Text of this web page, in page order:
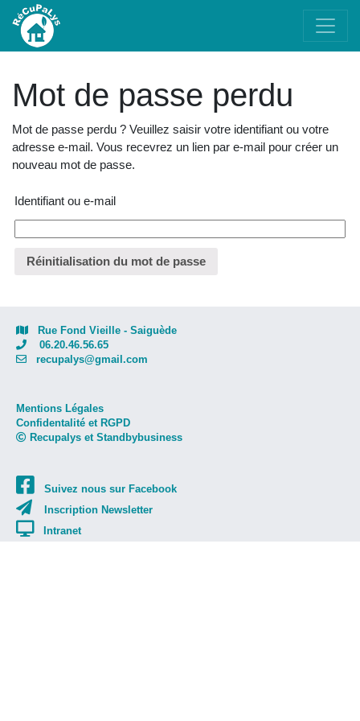
Mot de passe perdu
Mot de passe perdu ? Veuillez saisir votre identifiant ou votre
adresse e-mail. Vous recevrez un lien par e-mail pour créer un
nouveau mot de passe.
Identifiant ou e-mail
Réinitialisation du mot de passe
Rue Fond Vieille - Saiguède
06.20.46.56.65
recupalys@gmail.com
Mentions Légales
Confidentalité et RGPD
Recupalys et Standbybusiness
Suivez nous sur Facebook
Inscription Newsletter
Intranet